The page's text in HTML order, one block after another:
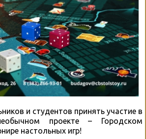
и студентов принять участие в
проекте – Городском
настольных игр!